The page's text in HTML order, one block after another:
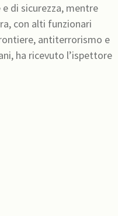
di sicurezza, mentre
con alti funzionari
antiterrorismo e